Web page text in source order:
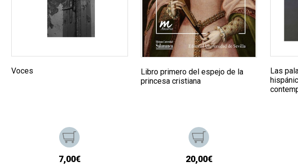
Voces
7,00€
Libro primero del espejo de la
princesa cristiana
20,00€
Las